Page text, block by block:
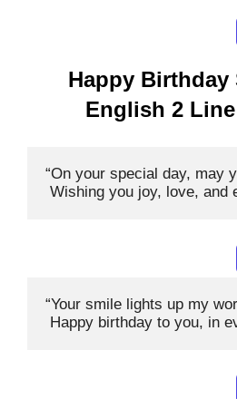
Happy Birthday
English 2
“On your special day, may
Wishing you joy, love, and
“Your smile lights up my
Happy birthday to you, in